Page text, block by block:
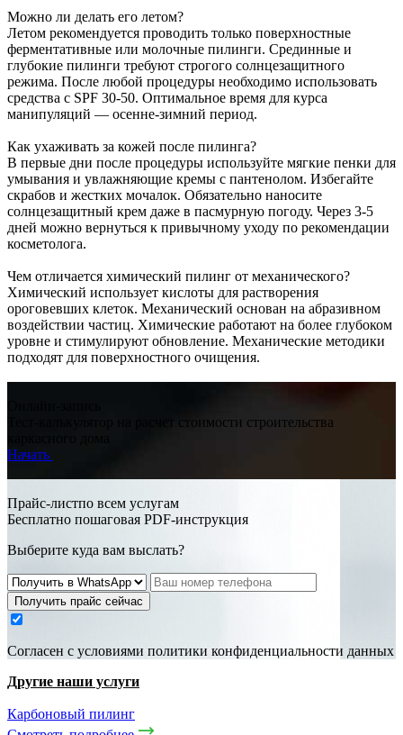
Можно ли делать его летом?
Летом рекомендуется проводить только поверхностные
ферментативные или молочные пилинги. Срединные и
глубокие пилинги требуют строгого солнцезащитного
режима. После любой процедуры необходимо использовать
средства с SPF 30-50. Оптимальное время для курса
манипуляций — осенне-зимний период.
Как ухаживать за кожей после пилинга?
В первые дни после процедуры используйте мягкие пенки для
умывания и увлажняющие кремы с пантенолом. Избегайте
скрабов и жестких мочалок. Обязательно наносите
солнцезащитный крем даже в пасмурную погоду. Через 3-5
дней можно вернуться к привычному уходу по рекомендации
косметолога.
Чем отличается химический пилинг от механического?
Химический использует кислоты для растворения
ороговевших клеток. Механический основан на абразивном
воздействии частиц. Химические работают на более глубоком
уровне и стимулируют обновление. Механические методики
подходят для поверхностного очищения.
Тест-калькулятор на расчет стоимости строительства
Начать
Прайс-листпо всем услугам
Бесплатно пошаговая PDF-инструкция
Выберите куда вам выслать?
Получить прайс сейчас
Cогласен с условиями политики конфиденциальности данных
Другие наши услуги
Карбоновый пилинг